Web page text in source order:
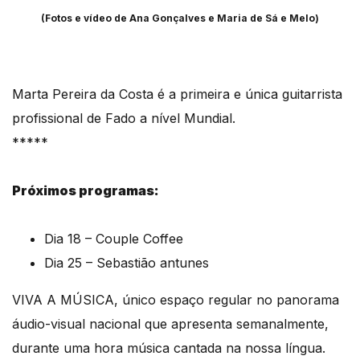
(Fotos e vídeo de Ana Gonçalves e Maria de Sá e Melo)
Marta Pereira da Costa é a primeira e única guitarrista
profissional de Fado a nível Mundial.
*****
Próximos programas:
Dia 18 – Couple Coffee
Dia 25 – Sebastião antunes
VIVA A MÚSICA, único espaço regular no panorama
áudio-visual nacional que apresenta semanalmente,
durante uma hora música cantada na nossa língua.